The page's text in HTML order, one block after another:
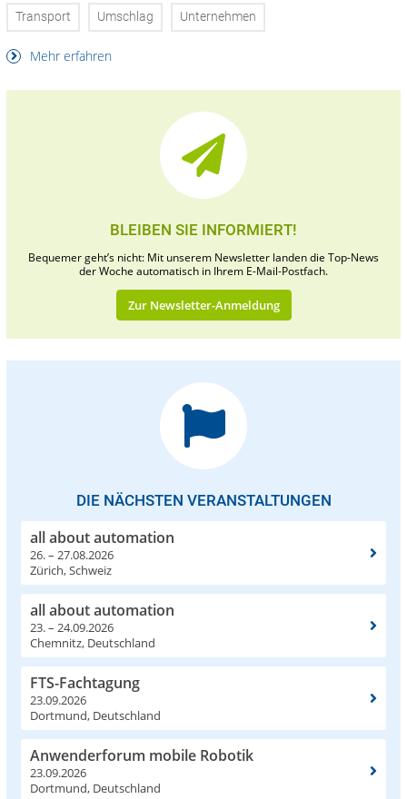
Transport Umschlag Unternehmen
Mehr erfahren
BLEIBEN SIE INFORMIERT!
Bequemer geht’s nicht: Mit unserem Newsletter landen die Top-News
der Woche automatisch in Ihrem E-Mail-Postfach.
Zur Newsletter-Anmeldung
DIE NÄCHSTEN VERANSTALTUNGEN
all about automation
26. – 27.08.2026
Zürich, Schweiz
all about automation
23. – 24.09.2026
Chemnitz, Deutschland
FTS-Fachtagung
23.09.2026
Dortmund, Deutschland
Anwenderforum mobile Robotik
23.09.2026
Dortmund, Deutschland